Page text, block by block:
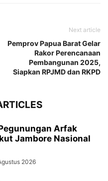
Next article
Pemprov Papua Barat Gelar
Rakor Perencanaan
Pembangunan 2025,
Siapkan RPJMD dan RKPD
Arfak
Jambore Nasional
2026